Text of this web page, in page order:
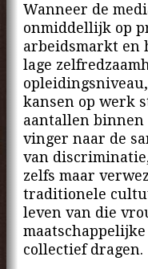
Wanneer de
onmiddellijk op
arbeidsmarkt en
lage
kansen op werk
aantallen binnen
vinger naar de
van
zelfs maar
traditionele
leven van die
collectief dragen.